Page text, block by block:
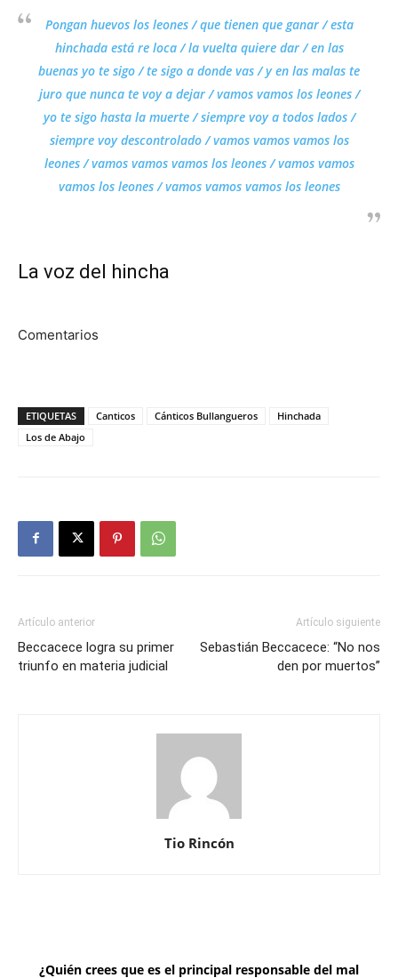
Pongan huevos los leones / que tienen que ganar / esta
hinchada está re loca / la vuelta quiere dar / en las
buenas yo te sigo / te sigo a donde vas / y en las malas te
juro que nunca te voy a dejar / vamos vamos los leones /
yo te sigo hasta la muerte / siempre voy a todos lados /
siempre voy descontrolado / vamos vamos vamos los
leones / vamos vamos vamos los leones / vamos vamos
vamos los leones / vamos vamos vamos los leones
La voz del hincha
Comentarios
ETIQUETAS Canticos Cánticos Bullangueros
Hinchada
Los de Abajo
Artículo anterior
Beccacece logra su primer
triunfo en materia judicial
Artículo siguiente
Sebastián Beccacece: “No nos
den por muertos”
Tio Rincón
¿Quién crees que es el principal responsable del mal